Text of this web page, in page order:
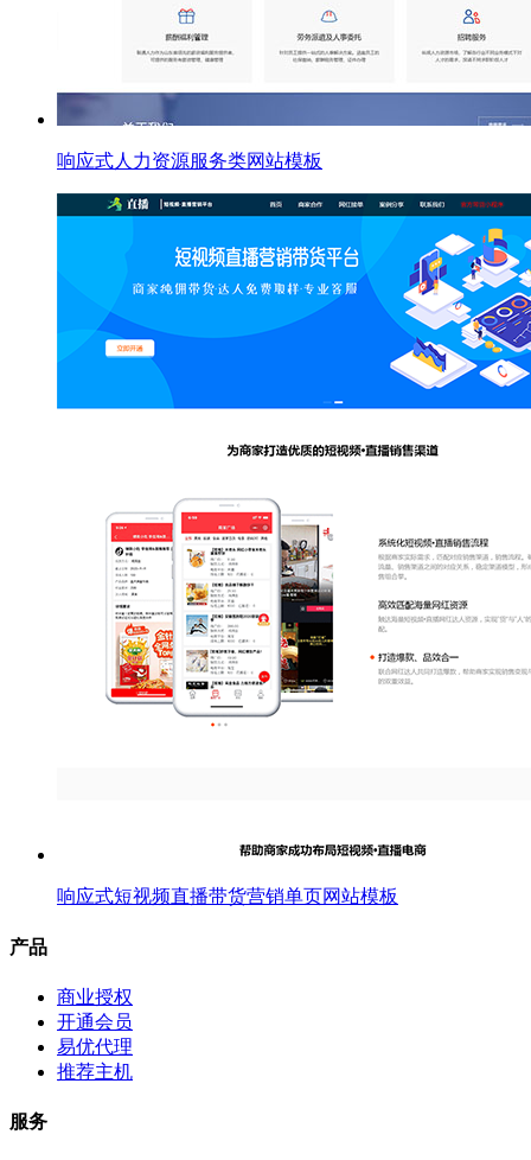
响应式人力资源服务类网站模板
响应式短视频直播带货营销单页网站模板
产品
商业授权
开通会员
易优代理
推荐主机
服务